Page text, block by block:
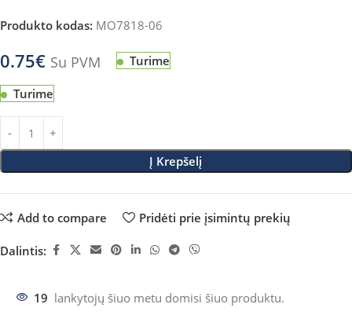
Produkto kodas: MO7818-06
0.75€ Su PVM Turime
Turime
Į Krepšelį
Add to compare Pridėti prie įsimintų prekių
Dalintis:
19 lankytojų šiuo metu domisi šiuo produktu.